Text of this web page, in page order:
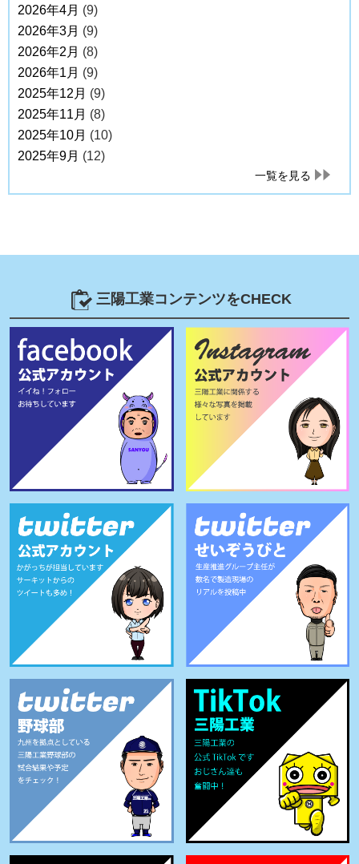
2026年4月 (9)
2026年3月 (9)
2026年2月 (8)
2026年1月 (9)
2025年12月 (9)
2025年11月 (8)
2025年10月 (10)
2025年9月 (12)
一覧を見る
三陽工業コンテンツをCHECK